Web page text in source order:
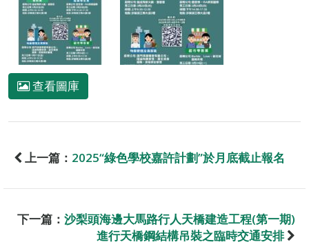
查看圖庫
上一篇： 2025“綠色學校嘉許計劃”於月底截止報名
下一篇： 沙梨頭海邊大馬路行人天橋建造工程(第一期)
進行天橋鋼結構吊裝之臨時交通安排